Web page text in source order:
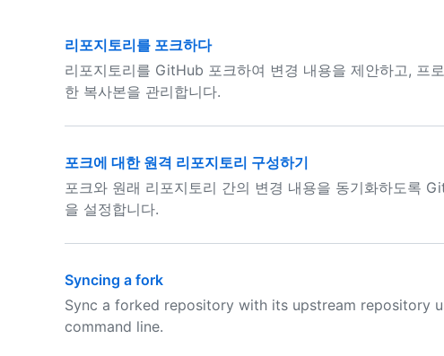
리포지토리를 포크하다
리포지토리를 GitHub 포크하여 변경 내용을 제안하고, 프
한 복사본을 관리합니다.
포크에 대한 원격 리포지토리 구성하기
포크와 원래 리포지토리 간의 변경 내용을 동기화하도록
을 설정합니다.
Syncing a fork
Sync a forked repository with its upstream repository
command line.